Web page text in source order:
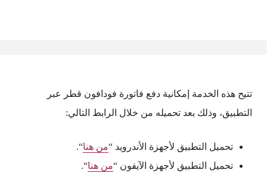
تتيح هذه الخدمة إمكانية دفع فاتورة فودافون قطر عبر
التطبيق، وذلك بعد تحميله من خلال الرابط التالي:
تحميل التطبيق لأجهزة الأندرويد “من هنا“.
تحميل التطبيق لأجهزة الآيفون “من هنا“.